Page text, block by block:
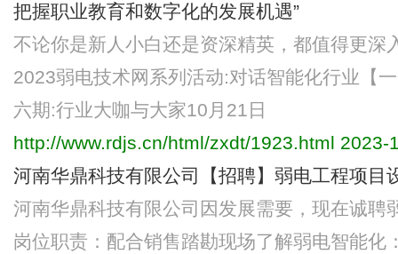
把握职业教育和数字化的发展机遇”
不论你是新人小白还是资深精英，都值得更深
2023弱电技术网系列活动:对话智能化行业【
六期:行业大咖与大家10月21日
http://www.rdjs.cn/html/zxdt/1923.html 2023-
河南华鼎科技有限公司【招聘】弱电工程项目
河南华鼎科技有限公司因发展需要，现在诚聘
岗位职责：配合销售踏勘现场了解弱电智能化